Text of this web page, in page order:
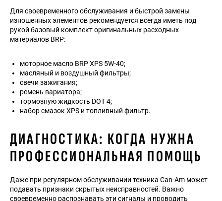
Для своевременного обслуживания и быстрой замены
изношенных элементов рекомендуется всегда иметь под
рукой базовый комплект оригинальных расходных
материалов BRP:
моторное масло BRP XPS 5W-40;
масляный и воздушный фильтры;
свечи зажигания;
ремень вариатора;
тормозную жидкость DOT 4;
набор смазок XPS и топливный фильтр.
ДИАГНОСТИКА: КОГДА НУЖНА
ПРОФЕССИОНАЛЬНАЯ ПОМОЩЬ
Даже при регулярном обслуживании техника Can-Am может
подавать признаки скрытых неисправностей. Важно
своевременно распознавать эти сигналы и проводить